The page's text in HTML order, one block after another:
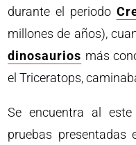
durante el periodo
millones de años),
dinosaurios más
el Triceratops,
Se encuentra al
pruebas presentadas